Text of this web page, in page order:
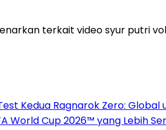
terkait video syur putri
Kedua Ragnarok Zero: Global
World Cup 2026™ yang Lebih